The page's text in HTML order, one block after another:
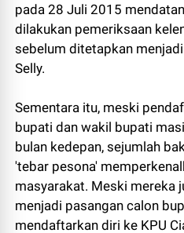
pada 28 Juli 2015
dilakukan pemeriksaan
sebelum ditetapkan
Selly.
Sementara itu, meski
bupati dan wakil bupati
bulan kedepan, sejumlah
'tebar pesona'
masyarakat. Meski mereka
menjadi pasangan calon
mendaftarkan diri ke KPU